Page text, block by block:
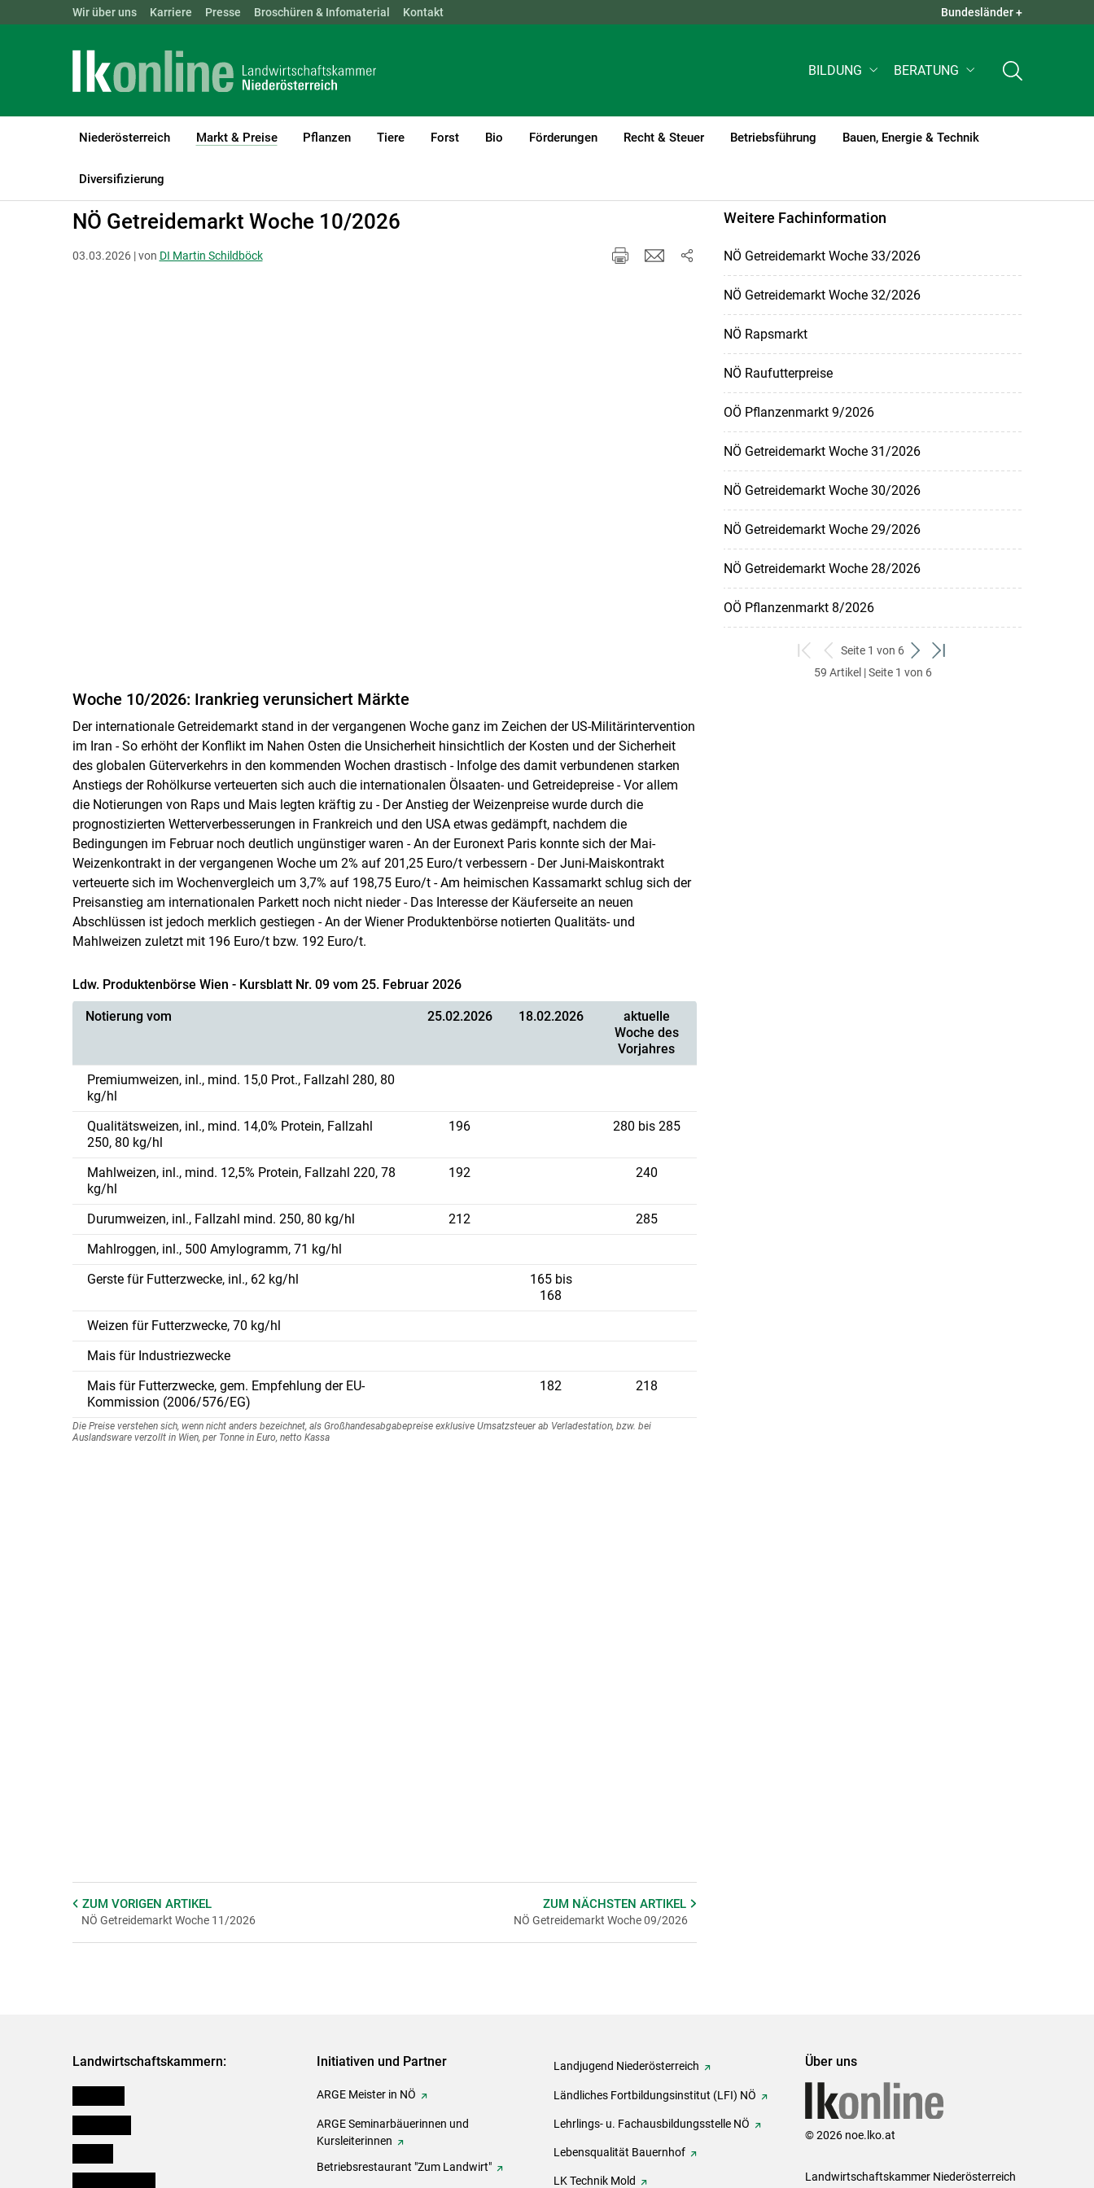
Landwirtschaftskammern: ÖSTERREICH BGLD KTN NÖ OÖ SBG QUICK LINKS +
Wir über uns Karriere Presse Broschüren & Infomaterial Kontakt Bundesländer +
BILDUNG BERATUNG
Niederösterreich Markt & Preise
(current)1
Pflanzen Tiere Forst Bio Förderungen Recht & Steuer Betriebsführung Bauen, Energie & Technik
Diversifizierung
LK Niederösterreich
NÖ Getreidemarkt Woche 10/2026
03.03.2026 | von DI Martin Schildböck
Woche 10/2026: Irankrieg verunsichert Märkte
Der internationale Getreidemarkt stand in der vergangenen Woche ganz im Zeichen der US-Militärintervention
im Iran - So erhöht der Konflikt im Nahen Osten die Unsicherheit hinsichtlich der Kosten und der Sicherheit
des globalen Güterverkehrs in den kommenden Wochen drastisch - Infolge des damit verbundenen starken
Anstiegs der Rohölkurse verteuerten sich auch die internationalen Ölsaaten- und Getreidepreise - Vor allem
die Notierungen von Raps und Mais legten kräftig zu - Der Anstieg der Weizenpreise wurde durch die
prognostizierten Wetterverbesserungen in Frankreich und den USA etwas gedämpft, nachdem die
Bedingungen im Februar noch deutlich ungünstiger waren - An der Euronext Paris konnte sich der Mai-
Weizenkontrakt in der vergangenen Woche um 2% auf 201,25 Euro/t verbessern - Der Juni-Maiskontrakt
verteuerte sich im Wochenvergleich um 3,7% auf 198,75 Euro/t - Am heimischen Kassamarkt schlug sich der
Preisanstieg am internationalen Parkett noch nicht nieder - Das Interesse der Käuferseite an neuen
Abschlüssen ist jedoch merklich gestiegen - An der Wiener Produktenbörse notierten Qualitäts- und
Mahlweizen zuletzt mit 196 Euro/t bzw. 192 Euro/t.
Ldw. Produktenbörse Wien - Kursblatt Nr. 09 vom 25. Februar 2026
Notierung vom 25.02.2026 18.02.2026
aktuelle
Woche des
Vorjahres
Premiumweizen, inl., mind. 15,0 Prot., Fallzahl 280, 80
kg/hl
Qualitätsweizen, inl., mind. 14,0% Protein, Fallzahl
250, 80 kg/hl
196 280 bis 285
Mahlweizen, inl., mind. 12,5% Protein, Fallzahl 220, 78
kg/hl
192 240
Durumweizen, inl., Fallzahl mind. 250, 80 kg/hl 212
285
Mahlroggen, inl., 500 Amylogramm, 71 kg/hl
Gerste für Futterzwecke, inl., 62 kg/hl
165 bis
168
Weizen für Futterzwecke, 70 kg/hl
Mais für Industriezwecke
Mais für Futterzwecke, gem. Empfehlung der EU-
Kommission (2006/576/EG)
182 218
Die Preise verstehen sich, wenn nicht anders bezeichnet, als Großhandesabgabepreise exklusive Umsatzsteuer ab Verladestation, bzw. bei
Auslandsware verzollt in Wien, per Tonne in Euro, netto Kassa
ZUM VORIGEN ARTIKEL
NÖ Getreidemarkt Woche 11/2026
ZUM NÄCHSTENARTIKEL
NÖ Getreidemarkt Woche 09/2026
Weitere Fachinformation
NÖ Getreidemarkt Woche 33/2026
NÖ Getreidemarkt Woche 32/2026
NÖ Rapsmarkt
NÖ Raufutterpreise
OÖ Pflanzenmarkt 9/2026
NÖ Getreidemarkt Woche 31/2026
NÖ Getreidemarkt Woche 30/2026
NÖ Getreidemarkt Woche 29/2026
NÖ Getreidemarkt Woche 28/2026
OÖ Pflanzenmarkt 8/2026
zum
ersten
zurück
zum
Seite 1 von 6
weiter
zum
zum
59 Artikel | Seite 1 von 6
Landwirtschaftskammern: Initiativen und Partner
ARGE Meister in NÖ
ARGE Seminarbäuerinnen und
Kursleiterinnen
Betriebsrestaurant "Zum Landwirt"
Landjugend Niederösterreich
Ländliches Fortbildungsinstitut (LFI) NÖ
Lehrlings- u. Fachausbildungsstelle NÖ
Lebensqualität Bauernhof
LK Technik Mold
Über uns
© 2026 noe.lko.at
Landwirtschaftskammer Niederösterreich